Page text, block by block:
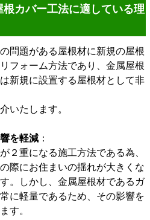
カバー工法に適している理
問題がある屋根材に新規の屋根
フォーム方法であり、金属屋根
新規に設置する屋根材として非
いたします。
を軽減 ：
２重になる施工方法である為、
際にお住まいの揺れが大きくな
。しかし、金属屋根材であるガ
に軽量であるため、その影響を
す。